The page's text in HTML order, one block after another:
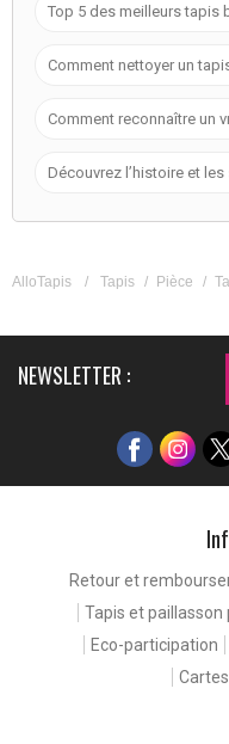
Top 5 des meilleurs tapis
Comment nettoyer un
Comment reconnaître un
Découvrez l’histoire et
AlloTapis / Tapis / Pièce /
NEWSLETTER :
Retour et
Tapis et paillasson
Eco-participation